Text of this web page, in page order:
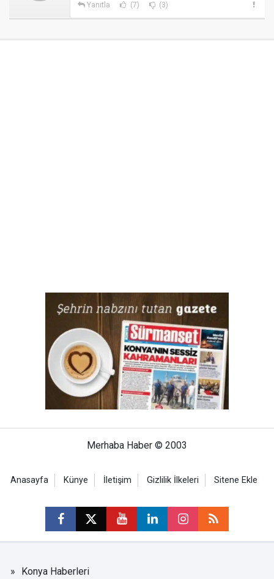
Yanıtla (7) (3)
Merhaba Haber © 2003
Anasayfa Künye İletişim Gizlilik İlkeleri Sitene Ekle
Konya Haberleri